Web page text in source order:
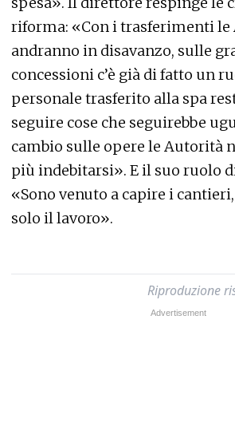
riforma: «Con i trasferimenti le
andranno in disavanzo, sulle
concessioni c’è già di fatto un
personale trasferito alla spa
seguire cose che seguirebbe
cambio sulle opere le Autorità
più indebitarsi». E il suo ruolo
«Sono venuto a capire i
solo il lavoro».
Riproduzione